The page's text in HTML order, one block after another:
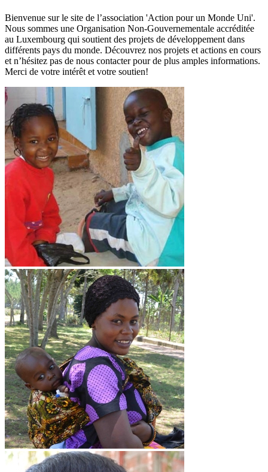
Bienvenue sur le site de l’association 'Action pour un Monde Uni'.
Nous sommes une Organisation Non-Gouvernementale accréditée
au Luxembourg qui soutient des projets de développement dans
différents pays du monde. Découvrez nos projets et actions en cours
et n’hésitez pas de nous contacter pour de plus amples informations.
Merci de votre intérêt et votre soutien!